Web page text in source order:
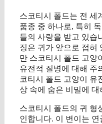
스코티시 폴드는 전 세
품종 중 하나로, 특히
들의 사랑을 받고 있습
징은 귀가 앞으로 접혀
만 스코티시 폴드 고양
유전적 질병에 대해 주
코티시 폴드 고양이 유
상 속에 숨은 비밀에
스코티시 폴드의 귀 형
인합니다. 이 변이는